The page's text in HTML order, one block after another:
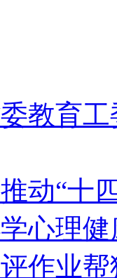
委教育
动“十
学心理
作业